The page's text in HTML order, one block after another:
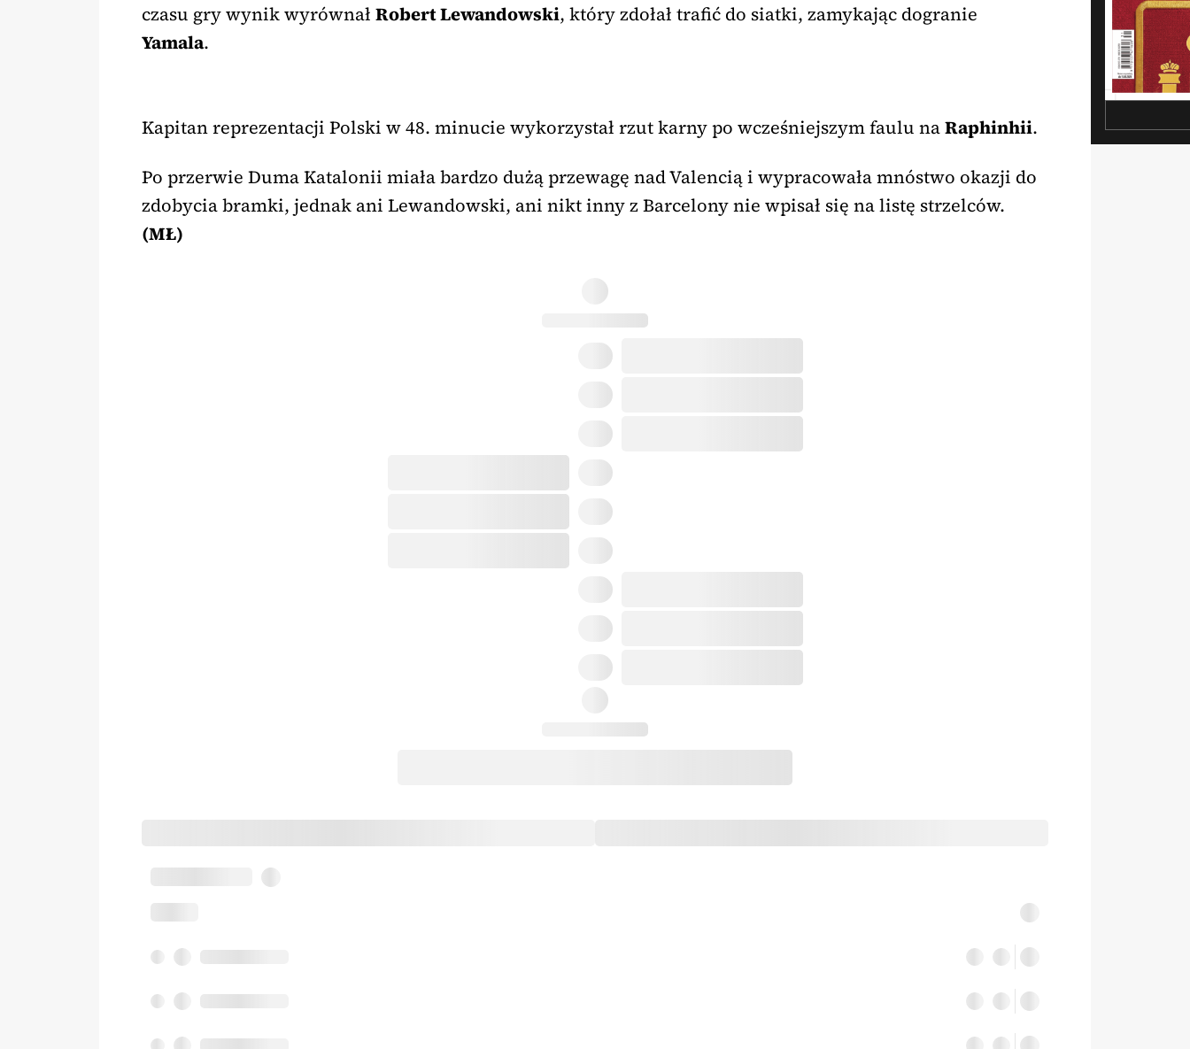
czasu gry wynik wyrównał Robert Lewandowski, który zdołał trafić do siatki, zamykając dogranie
Yamala.
Kapitan reprezentacji Polski w 48. minucie wykorzystał rzut karny po wcześniejszym faulu naRaphinhii.
Po przerwie Duma Katalonii miała bardzo dużą przewagę nad Valencią i wypracowała mnóstwo okazji do
zdobycia bramki, jednak ani Lewandowski, ani nikt inny z Barcelony nie wpisał się na listę strzelców.
(MŁ)